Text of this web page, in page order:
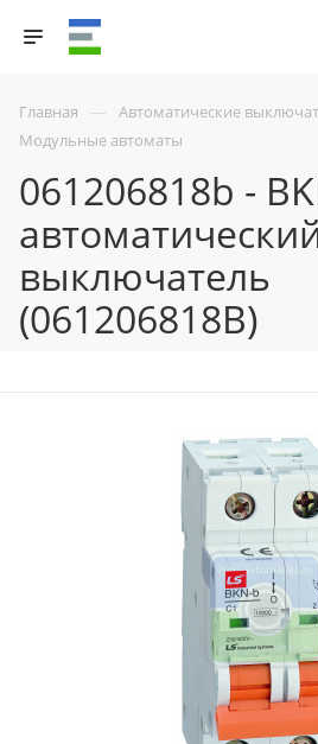
Главная — Автоматические
Модульные автоматы
061206818b -
выключатель
(061206818B)